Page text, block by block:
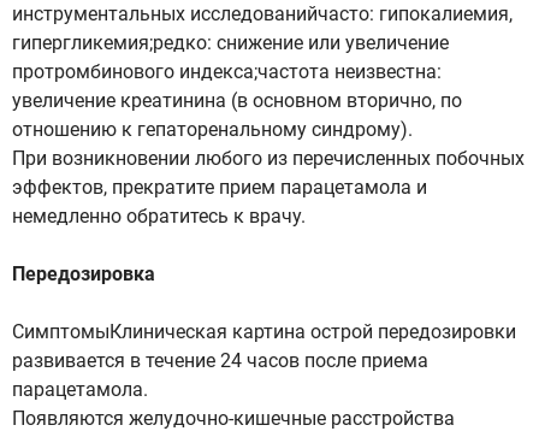
инструментальных исследованийчасто: гипокалиемия,
гипергликемия;редко: снижение или увеличение
протромбинового индекса;частота неизвестна:
увеличение креатинина (в основном вторично, по
отношению к гепаторенальному синдрому).
При возникновении любого из перечисленных побочных
эффектов, прекратите прием парацетамола и
немедленно обратитесь к врачу.
Передозировка
СимптомыКлиническая картина острой передозировки
развивается в течение 24 часов после приема
парацетамола.
Появляются желудочно-кишечные расстройства